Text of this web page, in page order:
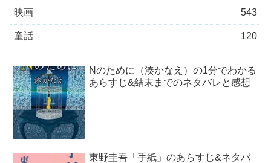
映画 543
童話 120
Nのために（湊かなえ）の1分でわかる
あらすじ&結末までのネタバレと感想
東野圭吾「手紙」のあらすじ&ネタバ